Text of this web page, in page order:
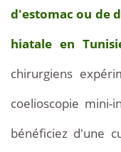
hiatale
Tunisie.
les
détails
les
d'estomac ou de
hiatale en
chirurgiens
coelioscopie mini-
bénéficiez d'une